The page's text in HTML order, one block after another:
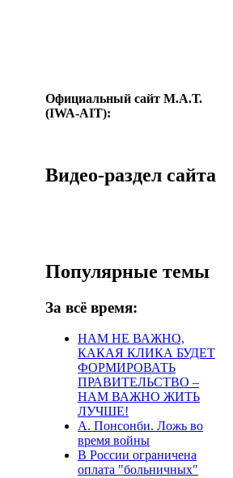
Официальный сайт М.А.Т.
(IWA-AIT):
Видео-раздел сайта
Популярные темы
За всё время:
НАМ НЕ ВАЖНО,
КАКАЯ КЛИКА БУДЕТ
ФОРМИРОВАТЬ
ПРАВИТЕЛЬСТВО –
НАМ ВАЖНО ЖИТЬ
ЛУЧШЕ!
А. Понсонби. Ложь во
время войны
В России ограничена
оплата "больничных"